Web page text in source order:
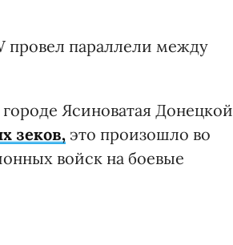
провел параллели между
Ясиноватая Донецкой
зеков, это произошло во
войск на боевые